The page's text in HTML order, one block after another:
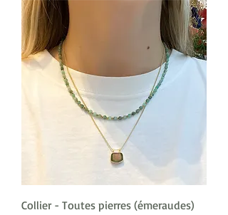
Collier - Toutes pierres (émeraudes)